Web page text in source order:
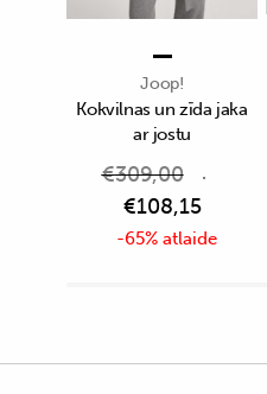
Joop!
Kokvilnas un zīda jaka
ar jostu
€309,00
€108,15
-65% atlaide